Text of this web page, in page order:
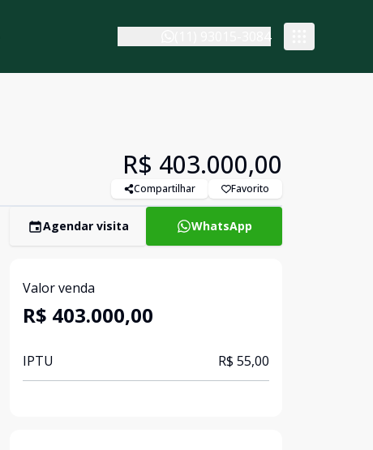
R$ 403.000,00
Compartilhar Favorito
Agendar visita WhatsApp
Valor venda
R$ 403.000,00
IPTU R$ 55,00